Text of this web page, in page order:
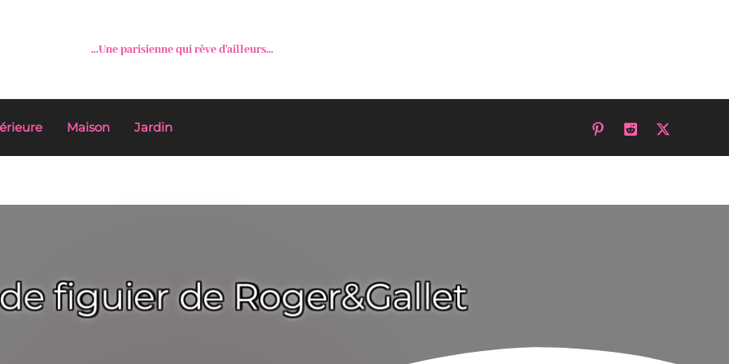
...Une parisienne qui rêve d'ailleurs...
Maison Jardin
figuier de Roger&Gallet